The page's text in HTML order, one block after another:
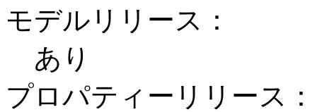
モデルリリース：
あり
プロパティーリリース：